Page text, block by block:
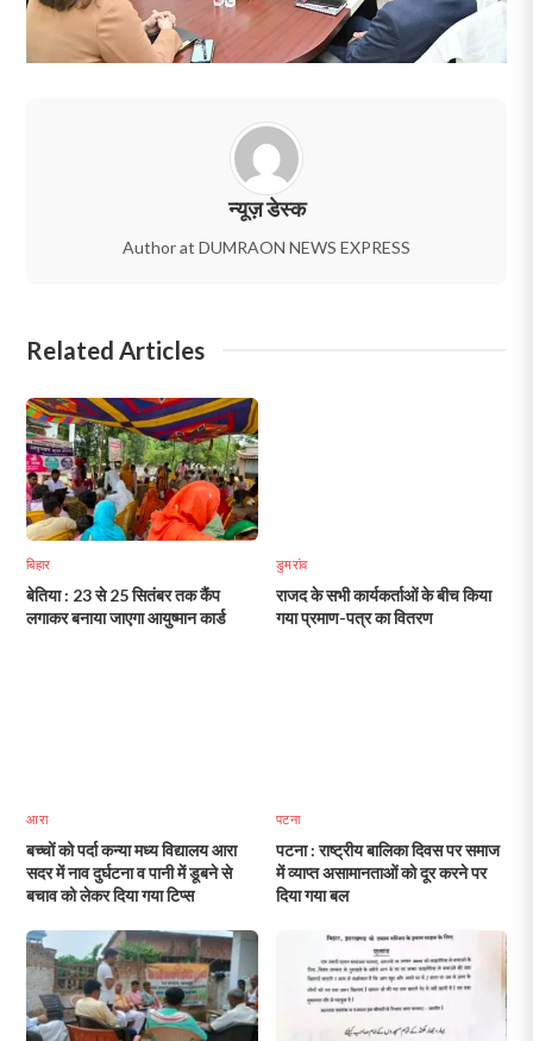
न्यूज़ डेस्क
Author at DUMRAON NEWS EXPRESS
Related Articles
बिहार
बेतिया : 23 से 25 सितंबर तक कैंप
लगाकर बनाया जाएगा आयुष्मान कार्ड
डुमरांव
राजद के सभी कार्यकर्ताओं के बीच किया
गया प्रमाण-पत्र का वितरण
आरा
बच्चों को पर्दा कन्या मध्य विद्यालय आरा
सदर में नाव दुर्घटना व पानी में डूबने से
बचाव को लेकर दिया गया टिप्स
पटना
पटना : राष्ट्रीय बालिका दिवस पर समाज
में व्याप्त असामानताओं को दूर करने पर
दिया गया बल